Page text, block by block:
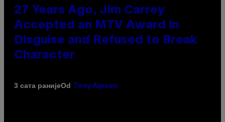
27 Years Ago, Jim Carrey
Accepted an MTV Award in
Disguise and Refused to Break
Character
3 сата ранијеOd Tony Alpsen